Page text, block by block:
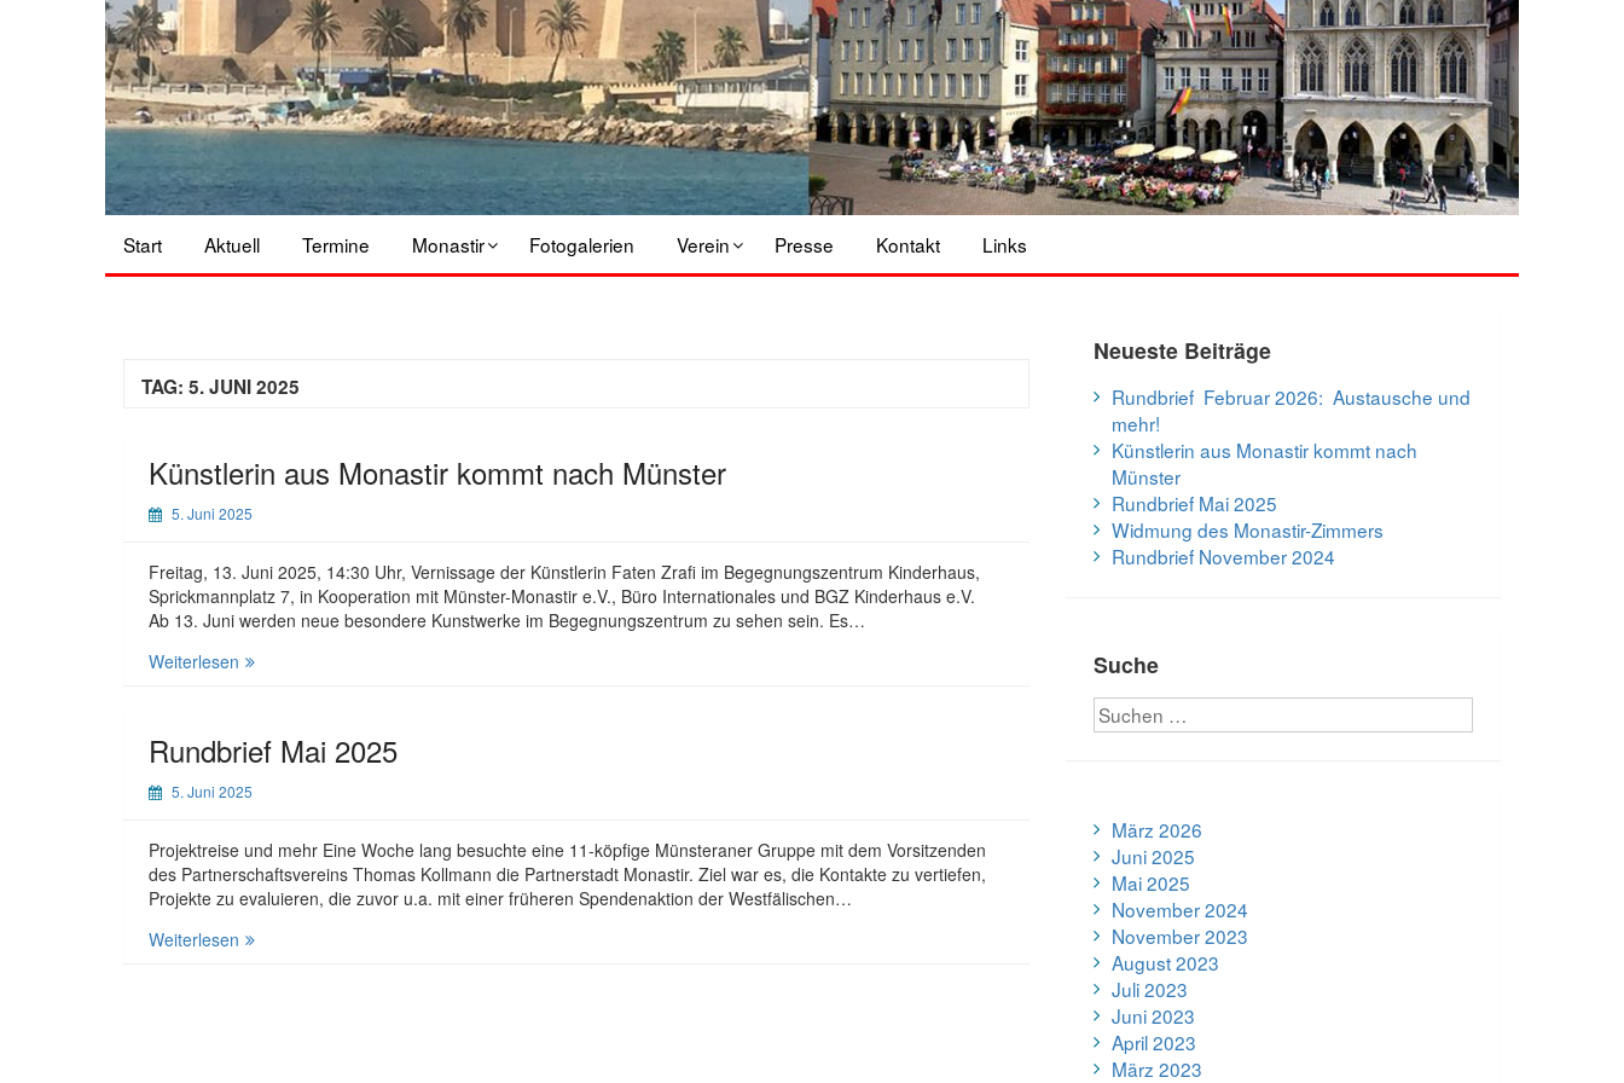
Start Aktuell Termine Monastir Fotogalerien Verein Presse Kontakt Links
TAG: 5. JUNI 2025
Künstlerin aus Monastir kommt nach Münster
5. Juni 2025
Freitag, 13. Juni 2025, 14:30 Uhr, Vernissage der Künstlerin Faten Zrafi im Begegnungszentrum Kinderhaus,
Sprickmannplatz 7, in Kooperation mit Münster-Monastir e.V., Büro Internationales und BGZ Kinderhaus e.V.
Ab 13. Juni werden neue besondere Kunstwerke im Begegnungszentrum zu sehen sein. Es…
Weiterlesen Künstlerin
nach
Rundbrief Mai 2025
5. Juni 2025
Projektreise und mehr Eine Woche lang besuchte eine 11-köpfige Münsteraner Gruppe mit dem Vorsitzenden
des Partnerschaftsvereins Thomas Kollmann die Partnerstadt Monastir. Ziel war es, die Kontakte zu vertiefen,
Projekte zu evaluieren, die zuvor u.a. mit einer früheren Spendenaktion der Westfälischen…
Weiterlesen Rundbrief
Neueste Beiträge
Rundbrief Februar 2026: Austausche und
mehr!
Künstlerin aus Monastir kommt nach
Münster
Rundbrief Mai 2025
Widmung des Monastir-Zimmers
Rundbrief November 2024
Suche
März 2026
Juni 2025
Mai 2025
November 2024
November 2023
August 2023
Juli 2023
Juni 2023
April 2023
März 2023